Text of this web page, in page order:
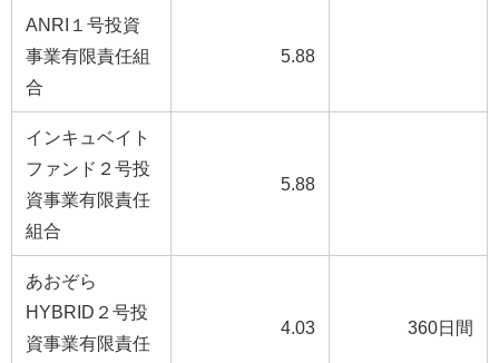
ANRI１号投資
事業有限責任組
合
5.88
インキュベイト
ファンド２号投
資事業有限責任
組合
5.88
あおぞら
HYBRID２号投
資事業有限責任
4.03 360日間